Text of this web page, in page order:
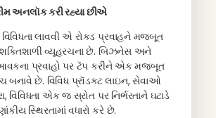
અનલૉક કરી રહ્યા છીએ
લાવવી એ રોકડ પ્રવાહને મજબૂત
વ્યૂહરચના છે. બિઝનેસ અને
પ્રવાહો પર ટૅપ કરીને એક મજબૂત
બનાવે છે. વિવિધ પ્રૉડક્ટ લાઇન, સેવાઓ
વિવિધતા એક જ સ્રોત પર નિર્ભરતાને ઘટાડે
સ્થિરતામાં વધારો કરે છે.